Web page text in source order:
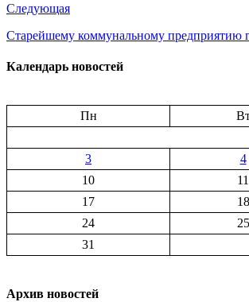
Следующая
Старейшему коммунальному предприятию
Календарь новостей
Пн
3
4
10
11
17
18
24
25
31
Архив новостей